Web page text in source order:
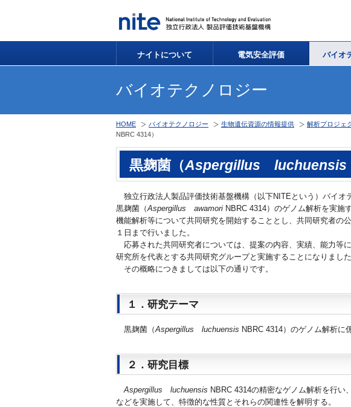
ナイトについて 電気安全評価 バイオ
バイオテクノロジー
HOME バイオテクノロジー 生物遺伝資源の情報提供 解析プロジェ
NBRC 4314）
黒麹菌（Aspergillus luchuensis
独立行政法人製品評価技術基盤機構（以下NITEという）バイ
黒麹菌（Aspergillus awamori NBRC 4314）のゲノム解析を実施
機能解析等について共同研究を開始することとし、共同研究者の
１日まで行いました。
応募された共同研究者については、提案の内容、実績、能力等
研究所を代表とする共同研究グループと実施することになりました
その概略につきましては以下の通りです。
１．研究テーマ
黒麹菌（Aspergillus luchuensis NBRC 4314）のゲノム解析に
２．研究目標
Aspergillus luchuensis NBRC 4314の精密なゲノム解析を行い
などを実施して、特徴的な性質とそれらの関連性を解明する。